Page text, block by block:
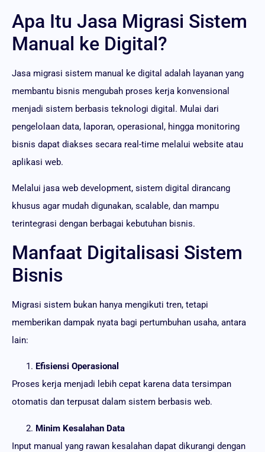
Apa Itu Jasa Migrasi Sistem
Manual ke Digital?
Jasa migrasi sistem manual ke digital adalah layanan yang
membantu bisnis mengubah proses kerja konvensional
menjadi sistem berbasis teknologi digital. Mulai dari
pengelolaan data, laporan, operasional, hingga monitoring
bisnis dapat diakses secara real-time melalui website atau
aplikasi web.
Melalui jasa web development, sistem digital dirancang
khusus agar mudah digunakan, scalable, dan mampu
terintegrasi dengan berbagai kebutuhan bisnis.
Manfaat Digitalisasi Sistem
Bisnis
Migrasi sistem bukan hanya mengikuti tren, tetapi
memberikan dampak nyata bagi pertumbuhan usaha, antara
lain:
Efisiensi Operasional
Proses kerja menjadi lebih cepat karena data tersimpan
otomatis dan terpusat dalam sistem berbasis web.
Minim Kesalahan Data
Input manual yang rawan kesalahan dapat dikurangi dengan